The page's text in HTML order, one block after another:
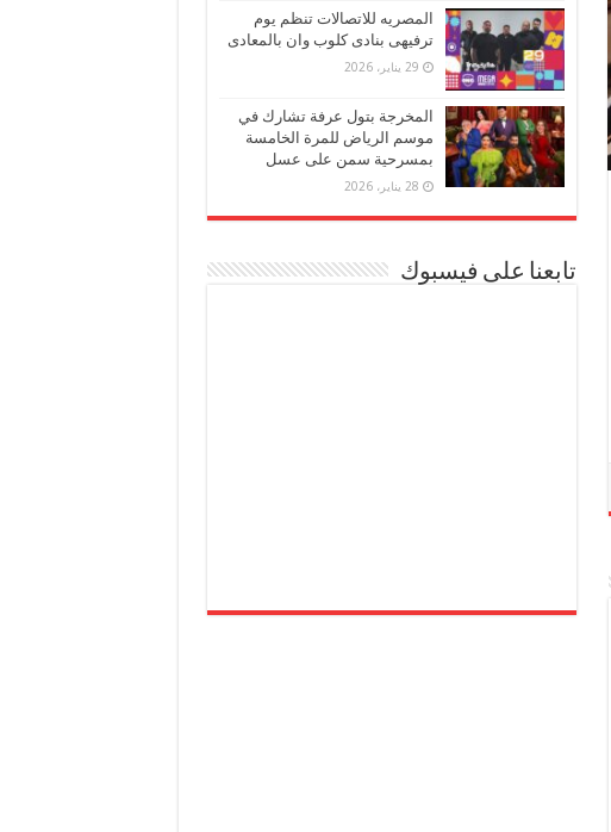
المصريه للاتصالات تنظم يوم
ترفيهى بنادى كلوب وان بالمعادى
29 يناير، 2026
المخرجة بتول عرفة تشارك في
موسم الرياض للمرة الخامسة
بمسرحية سمن على عسل
28 يناير، 2026
تابعنا على فيسبوك